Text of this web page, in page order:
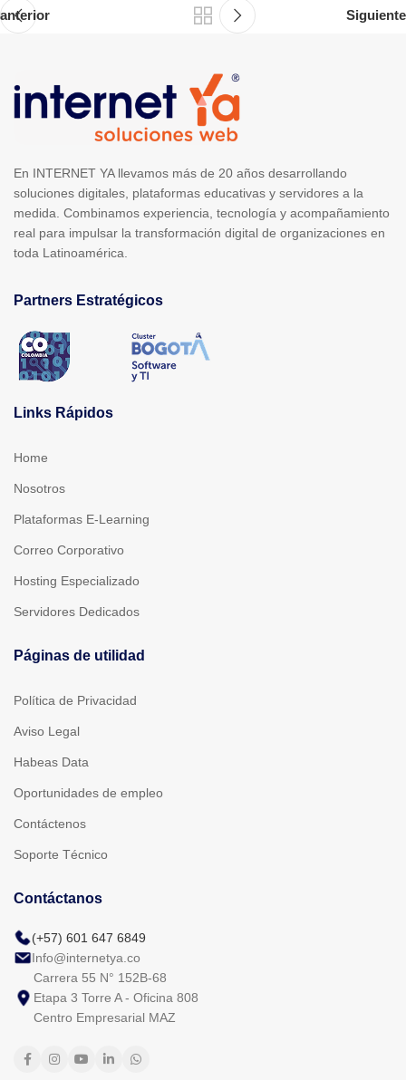
anterior Siguiente
En INTERNET YA llevamos más de 20 años desarrollando
soluciones digitales, plataformas educativas y servidores a la
medida. Combinamos experiencia, tecnología y acompañamiento
real para impulsar la transformación digital de organizaciones en
toda Latinoamérica.
Partners Estratégicos
Links Rápidos
Home
Nosotros
Plataformas E-Learning
Correo Corporativo
Hosting Especializado
Servidores Dedicados
Páginas de utilidad
Política de Privacidad
Aviso Legal
Habeas Data
Oportunidades de empleo
Contáctenos
Soporte Técnico
Contáctanos
(+57) 601 647 6849
Info@internetya.co
Carrera 55 N° 152B-68
Etapa 3 Torre A - Oficina 808
Centro Empresarial MAZ